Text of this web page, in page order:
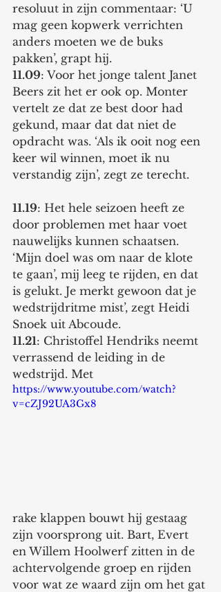
resoluut in zijn commentaar: ‘U
mag geen kopwerk verrichten
anders moeten we de buks
pakken’, grapt hij.
11.09: Voor het jonge talent Janet
Beers zit het er ook op. Monter
vertelt ze dat ze best door had
gekund, maar dat dat niet de
opdracht was. ‘Als ik ooit nog een
keer wil winnen, moet ik nu
verstandig zijn’, zegt ze terecht.
11.19: Het hele seizoen heeft ze
door problemen met haar voet
nauwelijks kunnen schaatsen.
‘Mijn doel was om naar de klote
te gaan’, mij leeg te rijden, en dat
is gelukt. Je merkt gewoon dat je
wedstrijdritme mist’, zegt Heidi
Snoek uit Abcoude.
11.21: Christoffel Hendriks neemt
verrassend de leiding in de
wedstrijd. Met
https://www.youtube.com/watch?
v=cZJ92UA3Gx8
rake klappen bouwt hij gestaag
zijn voorsprong uit. Bart, Evert
en Willem Hoolwerf zitten in de
achtervolgende groep en rijden
voor wat ze waard zijn om het gat